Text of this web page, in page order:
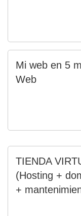
Mi web en 5
Web
TIENDA
(Hosting +
+